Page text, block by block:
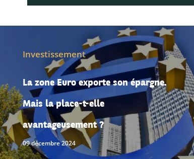
Investissement
La zone Euro exporte son épargne.
Mais la place-t-elle
avantageusement ?
09 décembre 2024